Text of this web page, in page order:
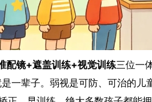
配镜+遮盖训练+视觉训练三位一
一辈子。 弱视是可防、可治的儿